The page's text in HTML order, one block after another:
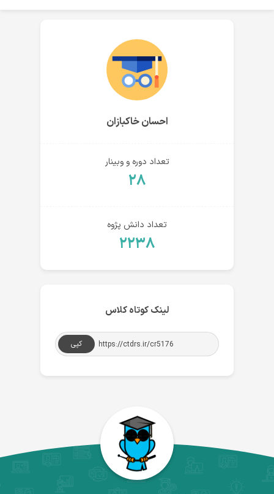
احسان خاکبازان
تعداد دوره و وبینار
۲۸
تعداد دانش پژوه
۲۲۳۸
لینک کوتاه کلاس
کپی